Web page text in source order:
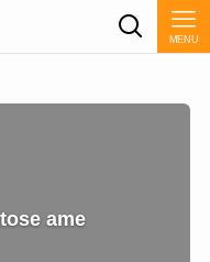
MENU
ame